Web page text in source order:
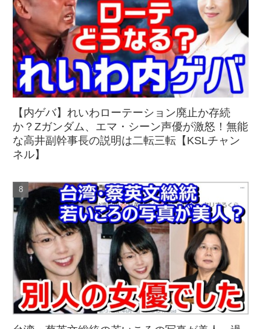
【内ゲバ】れいわローテーション廃止か存続
か？Zガンダム、エマ・シーン声優が激怒！無能
な高井副幹事長の説明は二転三転【KSLチャン
ネル】